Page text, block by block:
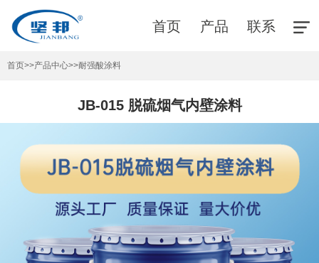
首页 产品 联系
首页>>产品中心>>耐强酸涂料
JB-015 脱硫烟气内壁涂料